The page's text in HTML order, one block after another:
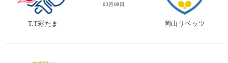
T.T彩たま
03月08日
岡山リベッツ